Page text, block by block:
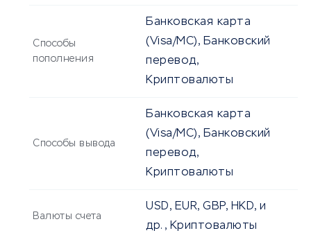
Способы
пополнения
Банковская карта
(Visa/MC), Банковский
перевод,
Криптовалюты
Способы вывода
Банковская карта
(Visa/MC), Банковский
перевод,
Криптовалюты
Валюты счета
USD, EUR, GBP, HKD, и
др., Криптовалюты